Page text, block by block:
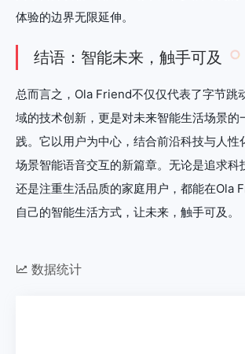
体验的边界无限延伸。
结语：智能未来，触手可及
总而言之，Ola Friend不仅仅代表了字节跳
域的技术创新，更是对未来智能生活场景的
践。它以用户为中心，结合前沿科技与人性
场景智能语音交互的新篇章。无论是追求科
还是注重生活品质的家庭用户，都能在Ola
自己的智能生活方式，让未来，触手可及。
数据统计